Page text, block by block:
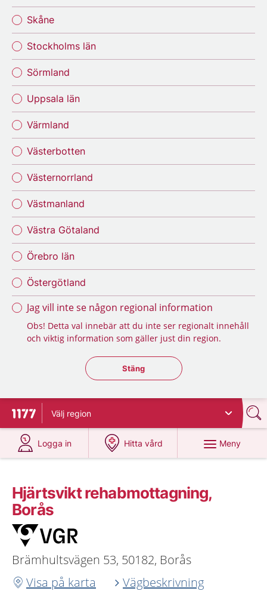
Skåne
Stockholms län
Sörmland
Uppsala län
Värmland
Västerbotten
Västernorrland
Västmanland
Västra Götaland
Örebro län
Östergötland
Jag vill inte se någon regional information
Obs! Detta val innebär att du inte ser regionalt innehåll
och viktig information som gäller just din region.
Stäng regionsväljaren
Stäng
Till startsidan för 1177
Välj region
Logga in
på 1177.se
Hitta vård
på 1177.se
Meny
Hjärtsvikt rehabmottagning,
Borås
Brämhultsvägen 53, 50182, Borås
Visa på karta
Vägbeskrivning